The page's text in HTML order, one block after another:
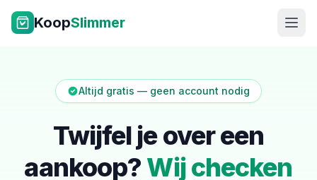
Ga naar inhoud
KoopSlimmer
NL|EN
Altijd gratis — geen account nodig
Twijfel je over een
aankoop? Wij checken